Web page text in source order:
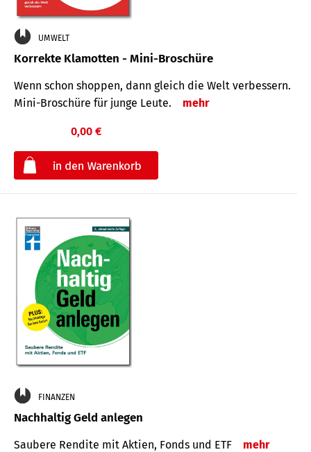
UMWELT
Korrekte Klamotten - Mini-Broschüre
Wenn schon shoppen, dann gleich die Welt verbessern.
Mini-Broschüre für junge Leute.
mehr
0,00 €
FINANZEN
Nachhaltig Geld anlegen
Saubere Rendite mit Aktien, Fonds und ETF mehr